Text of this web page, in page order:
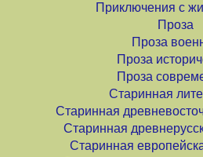
Приключения с
Проза
Проза
Проза
Проза
Старинная
Старинная
Старинная
Старинная